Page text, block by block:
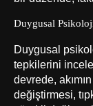
Duygusal
Duygusal
tepkilerini
devrede,
değiştirmesi,